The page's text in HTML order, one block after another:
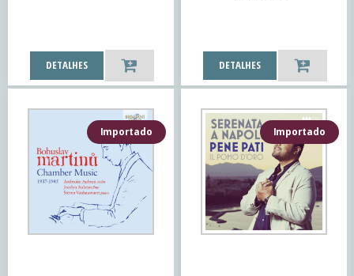
DETALHES DETALHES
Importado Importado